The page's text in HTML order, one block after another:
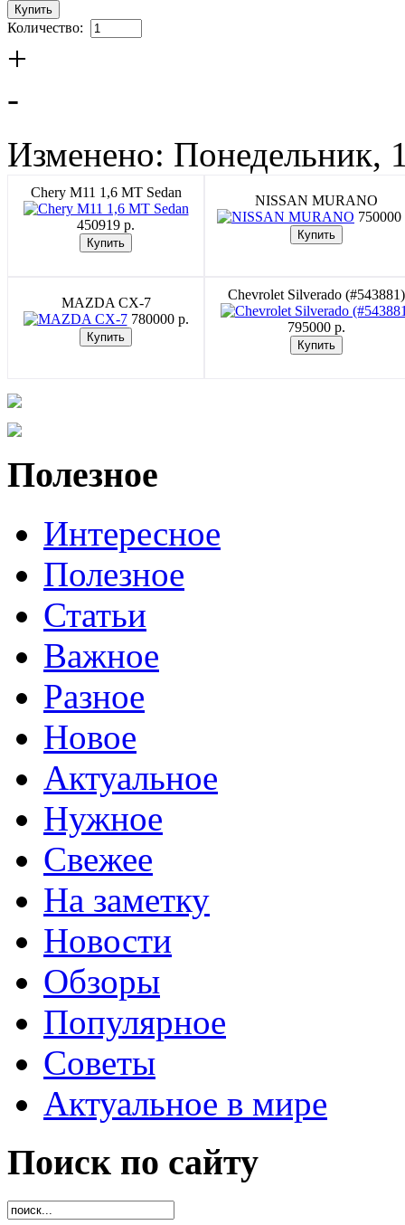
Количество:
+
-
Изменено: Понедельник,
Chery M11 1,6 MT Sedan
450919 p.
NISSAN MURANO
750000
MAZDA CX-7
780000 p.
Chevrolet Silverado (#543881)
795000 p.
Полезное
Интересное
Полезное
Статьи
Важное
Разное
Новое
Актуальное
Нужное
Свежее
На заметку
Новости
Обзоры
Популярное
Советы
Актуальное в мире
Поиск по сайту